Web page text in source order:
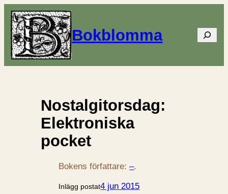
Bokblomma Sök
Nostalgitorsdag:
Elektroniska
pocket
Bokens författare:–.
Inlägg postat4 jun 2015